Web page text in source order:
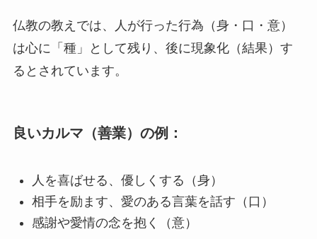
仏教の教えでは、人が行った行為（身・口・意）
は心に「種」として残り、後に現象化（結果）す
るとされています。
良いカルマ（善業）の例：
人を喜ばせる、優しくする（身）
相手を励ます、愛のある言葉を話す（口）
感謝や愛情の念を抱く（意）